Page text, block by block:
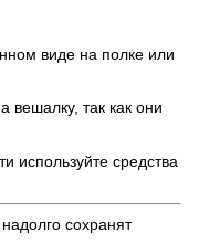
виде на полке или
так как они
используйте средства
сохранят